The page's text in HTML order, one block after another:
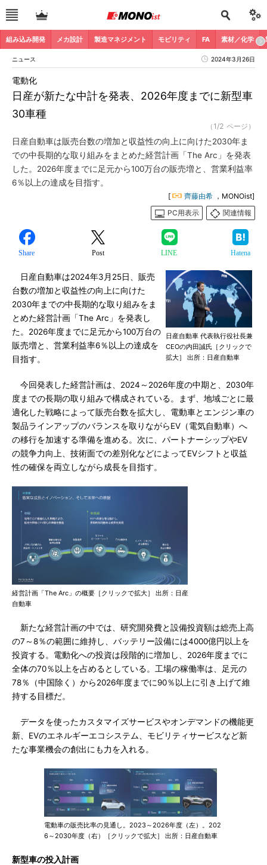
組み込み開発 メカ設計 製造マネジメント モビリティ FA 素材／化学
ニュース 2024年3月26日
日産が新たな中計を発表、2026年度までに新型車
30車種
電動化
（1/2 ページ）
日産自動車は販売台数の増加と収益性の向上に向けた2030年ま
での中長期的な取り組みをまとめた経営計画「The Arc」を発表
した。2026年度までに足元から100万台の販売増と、営業利益率
6％以上の達成を目指す。
[ 齊藤由希 ，MONOist]
PC用表示
関連情報
Share Post LINE Hatena
日産自動車 代表執行役社長兼
CEOの内田誠氏［クリックで
拡大］ 出所：日産自動車
日産自動車は2024年3月25日、販売
台数の増加と収益性の向上に向けた
2030年までの中長期的な取り組みをま
とめた経営計画「The Arc」を発表し
た。2026年度までに足元から100万台の
販売増と、営業利益率6％以上の達成を
目指す。
今回発表した経営計画は、2024～2026年度の中期と、2030年
度までの長期の取り組みで構成されている。まず、地域ごとに最
適化した戦略によって販売台数を拡大し、電動車とエンジン車の
製品ラインアップのバランスを取りながらEV（電気自動車）へ
の移行を加速する準備を進める。次に、パートナーシップやEV
の競争力向上、技術面での差別化などによってEVシフトと収益
性の確保を両立しながら成長を目指す。
経営計画「The Arc」の概要［クリックで拡大］ 出所：日産
自動車
新たな経営計画の中では、研究開発費と設備投資額は総売上高
の7～8％の範囲に維持し、バッテリー設備には4000億円以上を
投資する。電動化への投資は段階的に増加し、2026年度までに
全体の70％以上を占めるとしている。工場の稼働率は、足元の
78％（中国除く）から2026年度までに90％以上に引き上げて維
持する目標だ。
データを使ったカスタマイズサービスやオンデマンドの機能更
新、EVのエネルギーエコシステム、モビリティサービスなど新
たな事業機会の創出にも力を入れる。
電動車の販売比率の見通し。2023～2026年度（左）。202
6～2030年度（右）［クリックで拡大］ 出所：日産自動車
新型車の投入計画